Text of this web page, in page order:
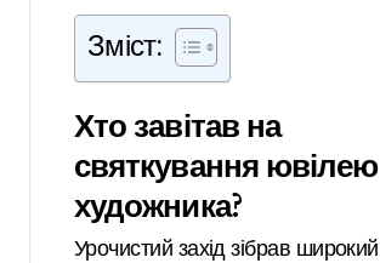
Зміст:
Хто завітав на
святкування ювілею
художника?
Урочистий захід зібрав широкий спектр